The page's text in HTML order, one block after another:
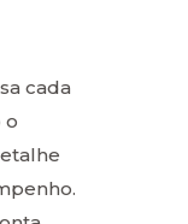
cada
o